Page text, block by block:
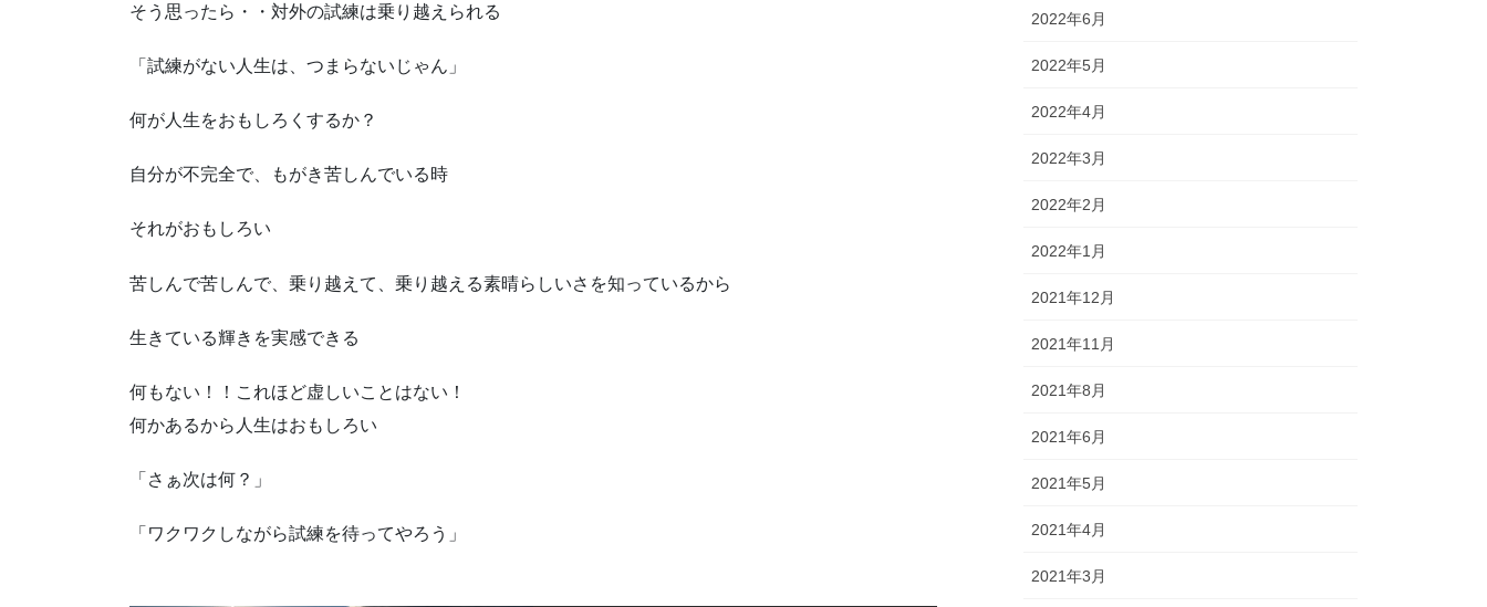
そう思ったら・・対外の試練は乗り越えられる
「試練がない人生は、つまらないじゃん」
何が人生をおもしろくするか？
自分が不完全で、もがき苦しんでいる時
それがおもしろい
苦しんで苦しんで、乗り越えて、乗り越える素晴らしいさを知っているから
生きている輝きを実感できる
何もない！！これほど虚しいことはない！
何かあるから人生はおもしろい
「さぁ次は何？」
「ワクワクしながら試練を待ってやろう」
2022年6月
2022年5月
2022年4月
2022年3月
2022年2月
2022年1月
2021年12月
2021年11月
2021年8月
2021年6月
2021年5月
2021年4月
2021年3月